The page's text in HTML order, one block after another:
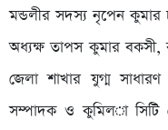
মন্ডলীর সদস্য নৃপেন কুমার
অধ্যক্ষ তাপস কুমার
জেলা শাখার যুগ্ম সাধারণ
সম্পাদক ও কুমিল­া সিটি